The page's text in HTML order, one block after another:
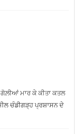
ਗੋਲ਼ੀਆਂ ਮਾਰ ਕੇ ਕੀਤਾ ਕਤਲ
ਚੰਡੀਗੜ੍ਹ ਪ੍ਰਸ਼ਾਸਨ ਦੇ